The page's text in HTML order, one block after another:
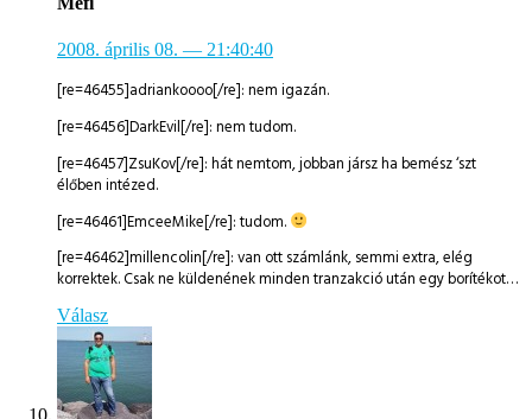
2008. április 08. — 21:40:40
[re=46455]adriankoooo[/re]: nem igazán.
[re=46456]DarkEvil[/re]: nem tudom.
[re=46457]ZsuKov[/re]: hát nemtom, jobban jársz ha bemész ‘szt
élőben intézed.
[re=46461]EmceeMike[/re]: tudom.
[re=46462]millencolin[/re]: van ott számlánk, semmi extra, elég
korrektek. Csak ne küldenének minden tranzakció után egy borítékot…
Válasz